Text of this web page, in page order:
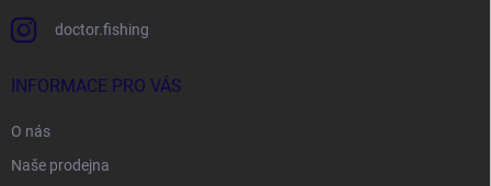
doctor.fishing
INFORMACE PRO VÁS
O nás
Naše prodejna